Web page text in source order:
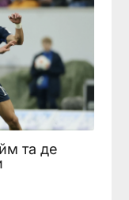
та де